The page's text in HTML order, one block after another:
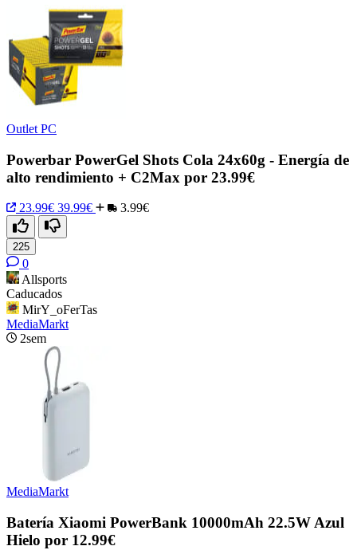
Outlet PC
Powerbar PowerGel Shots Cola 24x60g - Energía de
alto rendimiento + C2Max por 23.99€
23.99€ 39.99€ 3.99€
225
0
Allsports
Caducados
MirY_oFerTas
MediaMarkt
2sem
MediaMarkt
Batería Xiaomi PowerBank 10000mAh 22.5W Azul
Hielo por 12.99€